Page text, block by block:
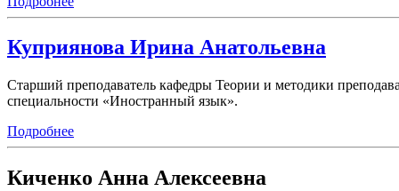
Куприянова Ирина Анатольевна
Старший преподаватель кафедры Теории и методики
специальности «Иностранный язык».
Подробнее
Киченко Анна Алексеевна